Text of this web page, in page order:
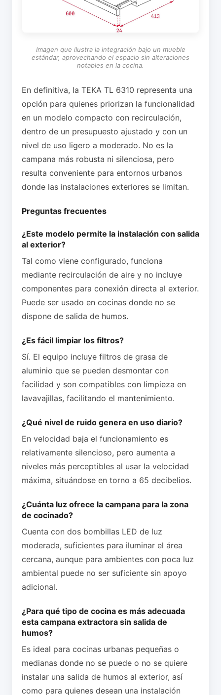
Imagen que ilustra la integración bajo un mueble
estándar, aprovechando el espacio sin alteraciones
notables en la cocina.
En definitiva, la TEKA TL 6310 representa una
opción para quienes priorizan la funcionalidad
en un modelo compacto con recirculación,
dentro de un presupuesto ajustado y con un
nivel de uso ligero a moderado. No es la
campana más robusta ni silenciosa, pero
resulta conveniente para entornos urbanos
donde las instalaciones exteriores se limitan.
Preguntas frecuentes
¿Este modelo permite la instalación con salida
al exterior?
Tal como viene configurado, funciona
mediante recirculación de aire y no incluye
componentes para conexión directa al exterior.
Puede ser usado en cocinas donde no se
dispone de salida de humos.
¿Es fácil limpiar los filtros?
Sí. El equipo incluye filtros de grasa de
aluminio que se pueden desmontar con
facilidad y son compatibles con limpieza en
lavavajillas, facilitando el mantenimiento.
¿Qué nivel de ruido genera en uso diario?
En velocidad baja el funcionamiento es
relativamente silencioso, pero aumenta a
niveles más perceptibles al usar la velocidad
máxima, situándose en torno a 65 decibelios.
¿Cuánta luz ofrece la campana para la zona
de cocinado?
Cuenta con dos bombillas LED de luz
moderada, suficientes para iluminar el área
cercana, aunque para ambientes con poca luz
ambiental puede no ser suficiente sin apoyo
adicional.
¿Para qué tipo de cocina es más adecuada
esta campana extractora sin salida de
humos?
Es ideal para cocinas urbanas pequeñas o
medianas donde no se puede o no se quiere
instalar una salida de humos al exterior, así
como para quienes desean una instalación